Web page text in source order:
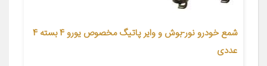
شمع خودرو نور-بوش و وایر پاتیگ مخصوص یورو 4 بسته 4
عددی